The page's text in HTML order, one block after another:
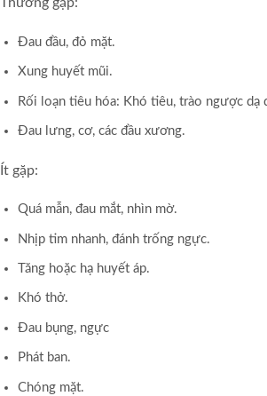
Thường gặp:
Đau đầu, đỏ mặt.
Xung huyết mũi.
Rối loạn tiêu hóa: Khó tiêu, trào ngược dạ
Đau lưng, cơ, các đầu xương.
Ít gặp:
Quá mẫn, đau mắt, nhìn mờ.
Nhịp tim nhanh, đánh trống ngực.
Tăng hoặc hạ huyết áp.
Khó thở.
Đau bụng, ngực
Phát ban.
Chóng mặt.